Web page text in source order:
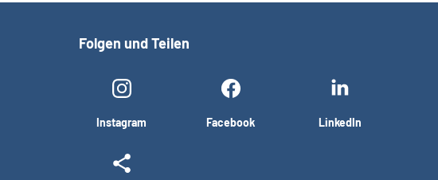
Folgen und Teilen
Instagram Facebook LinkedIn